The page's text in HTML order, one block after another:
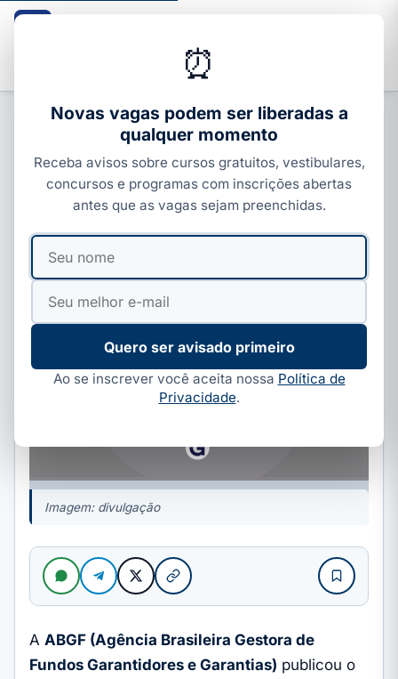
CONCURSOS FEDERAIS
Concurso ABGF 2026: 49 vagas e
salário até R$ 15,2 mil; inscrições
abertas
PorIvan Alves
Imagem: divulgação
A ABGF (Agência Brasileira Gestora de
Fundos Garantidores e Garantias) publicou o
⏰
Novas vagas podem ser liberadas a
qualquer momento
Receba avisos sobre cursos gratuitos, vestibulares,
concursos e programas com inscrições abertas
antes que as vagas sejam preenchidas.
Seu
nome
Seu
mail
Quero ser avisado primeiro
Ao se inscrever você aceita nossa Política de
Privacidade.